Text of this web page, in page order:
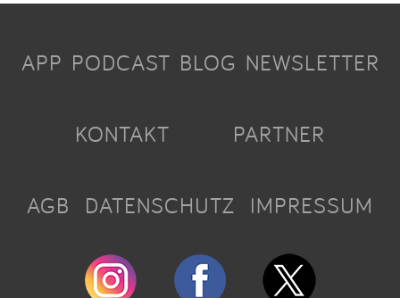
APP PODCAST BLOG NEWSLETTER
KONTAKT PARTNER
AGB DATENSCHUTZ IMPRESSUM